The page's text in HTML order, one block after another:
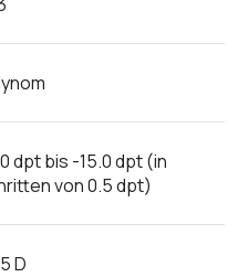
dpt bis -15.0 dpt (in
von 0.5 dpt)
D